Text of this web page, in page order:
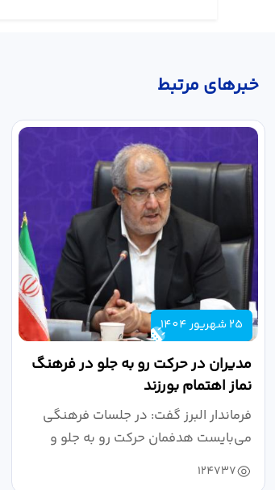
خبر‌های مرتبط
25 شهریور 1404
مدیران در حرکت رو به جلو در فرهنگ
نماز اهتمام بورزند
فرماندار البرز گفت: در جلسات فرهنگی
می‌بایست هدفمان حرکت رو به جلو و
دستیابی...
124737